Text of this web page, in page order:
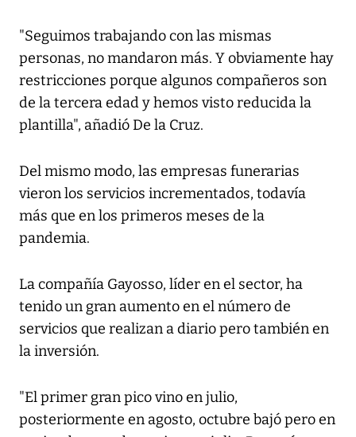
"Seguimos trabajando con las mismas
personas, no mandaron más. Y obviamente hay
restricciones porque algunos compañeros son
de la tercera edad y hemos visto reducida la
plantilla", añadió De la Cruz.
Del mismo modo, las empresas funerarias
vieron los servicios incrementados, todavía
más que en los primeros meses de la
pandemia.
La compañía Gayosso, líder en el sector, ha
tenido un gran aumento en el número de
servicios que realizan a diario pero también en
la inversión.
"El primer gran pico vino en julio,
posteriormente en agosto, octubre bajó pero en